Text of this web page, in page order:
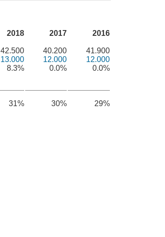
2018
42.500
13.000
8.3%
31%
2017
40.200
12.000
0.0%
30%
2016
41.900
12.000
0.0%
29%